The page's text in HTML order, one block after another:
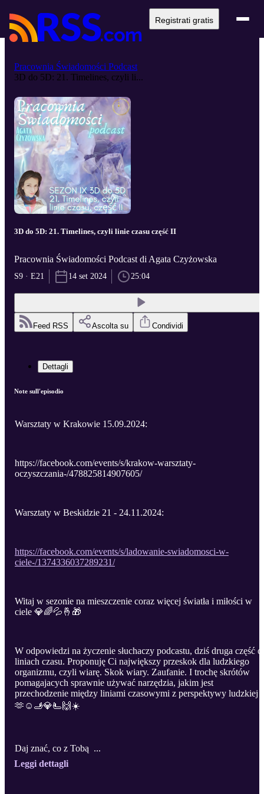
Registrati gratis
Pracownia Świadomości Podcast
3D do 5D: 21. Timelines, czyli li...
3D do 5D: 21. Timelines, czyli linie czasu część II
Pracownia Świadomości Podcast di Agata Czyżowska
S9 · E21 14 set 2024 25:04
Feed RSS Ascolta su Condividi
Dettagli
Note sull'episodio
Warsztaty w Krakowie 15.09.2024:
https://facebook.com/events/s/krakow-warsztaty-
oczyszczania-/478825814907605/
Warsztaty w Beskidzie 21 - 24.11.2024:
https://facebook.com/events/s/ladowanie-swiadomosci-w-
ciele-/1374336037289231/
Witaj w sezonie na mieszczenie coraz więcej światła i miłości w
ciele 💎🌈💦🤞🎁
W odpowiedzi na życzenie słuchaczy podcastu, dziś druga część o
liniach czasu. Proponuję Ci największy przeskok dla ludzkiego
organizmu, czyli wiarę. Skok wiary. Zaufanie. I trochę skrótów
pomagajacych sprawnie używać narzędzia, jakim jest
przechodzenie między liniami czasowymi z perspektywy ludzkiej
🫶☺️🫸💎🫷🙌☀️
Daj znać, co z Tobą ...
Leggi dettagli